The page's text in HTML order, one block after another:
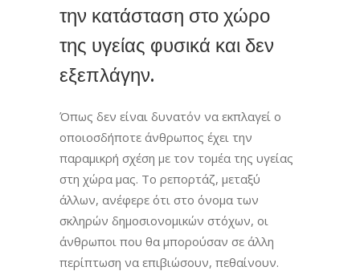
την κατάσταση στο χώρο
της υγείας φυσικά και δεν
εξεπλάγην.
Όπως δεν είναι δυνατόν να εκπλαγεί ο
οποιοσδήποτε άνθρωπος έχει την
παραμικρή σχέση με τον τομέα της υγείας
στη χώρα μας. Το ρεπορτάζ, μεταξύ
άλλων, ανέφερε ότι στο όνομα των
σκληρών δημοσιονομικών στόχων, οι
άνθρωποι που θα μπορούσαν σε άλλη
περίπτωση να επιβιώσουν, πεθαίνουν.